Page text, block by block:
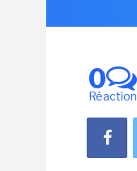
0
Réaction